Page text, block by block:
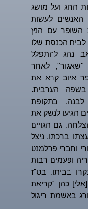
החג ועל מושג
לעשות
השופר עם הנץ
הכנסת שלו
נהג להתפלל
לאחר
איוב קרא את
הערבית.
בתקופת
הגיעו לנשק את
גם הגויים
וברכתו, ניצל
וחברי פרלמנט
ופעמים רבות
בביתו. בט"ז
כהן "קריאת
באשמת ריגול